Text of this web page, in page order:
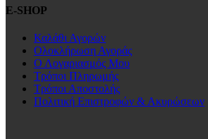
E-SHOP
Καλάθι Αγορών
Ολοκλήρωση Αγοράς
Ο Λογαριασμός Μου
Τρόποι Πληρωμής
Τρόποι Αποστολής
Πολιτική Επιστροφών & Ακυρώσεων